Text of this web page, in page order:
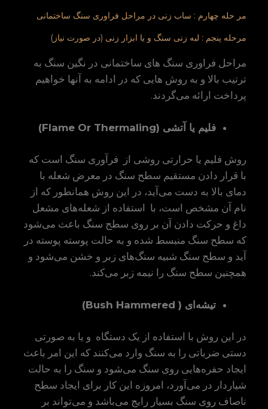
مر حله چهارم : ساب زنی در مراحل فراوری سنگ ساختمانی
مرحله پنجم : لبه زنی سنگ و یا ابزار زنی (در صورت نیاز)
مراحل فراوری سنگ های ساختمانی در نگین سنگ به
ترتیب بالا و به روش هایی که در ادامه به آنها خواهیم
پرداخت ارائه می‌گردند.
فلیم یا آتشی (Flame Or Thermaling)
روش فلیم یا حرارتی روشی از فرآوری سنگ است که
با قرار دادن مستقیم سطح سنگ در معرض شعله با
دمای بالا به دست می‌آید، در این روش همانطور که از
نام آن مشخص است، با استفاده از شعله‌های مشعل
داغ و حرکت دادن آن بر روی سطح سنگ باعث می‌شود
که سطح سنگ منبسط شده و به حالت پوسته پوسته در
آید و سطح سنگ شبیه سنگ‌های زبر و خشن می‌شود و
همچنین سطح سنگ را نیمه زبر می‌کند.
تیشه‌ای ( Bush Hammered)
در این روش با استفاده از یک دستگاه و یا به صورتی
دستی ضرباتی را به سنگ وارد می‌کنند که این امر باعث
ایجاد حفره‌هایی روی سنگ می‌شود و سنگ را به حالت
شیاردار در می‌آورد، امروزه این کار برای ایجاد سطح
ناصاف روی سنگ بسیار رایج می‌باشد و می‌تواند بر